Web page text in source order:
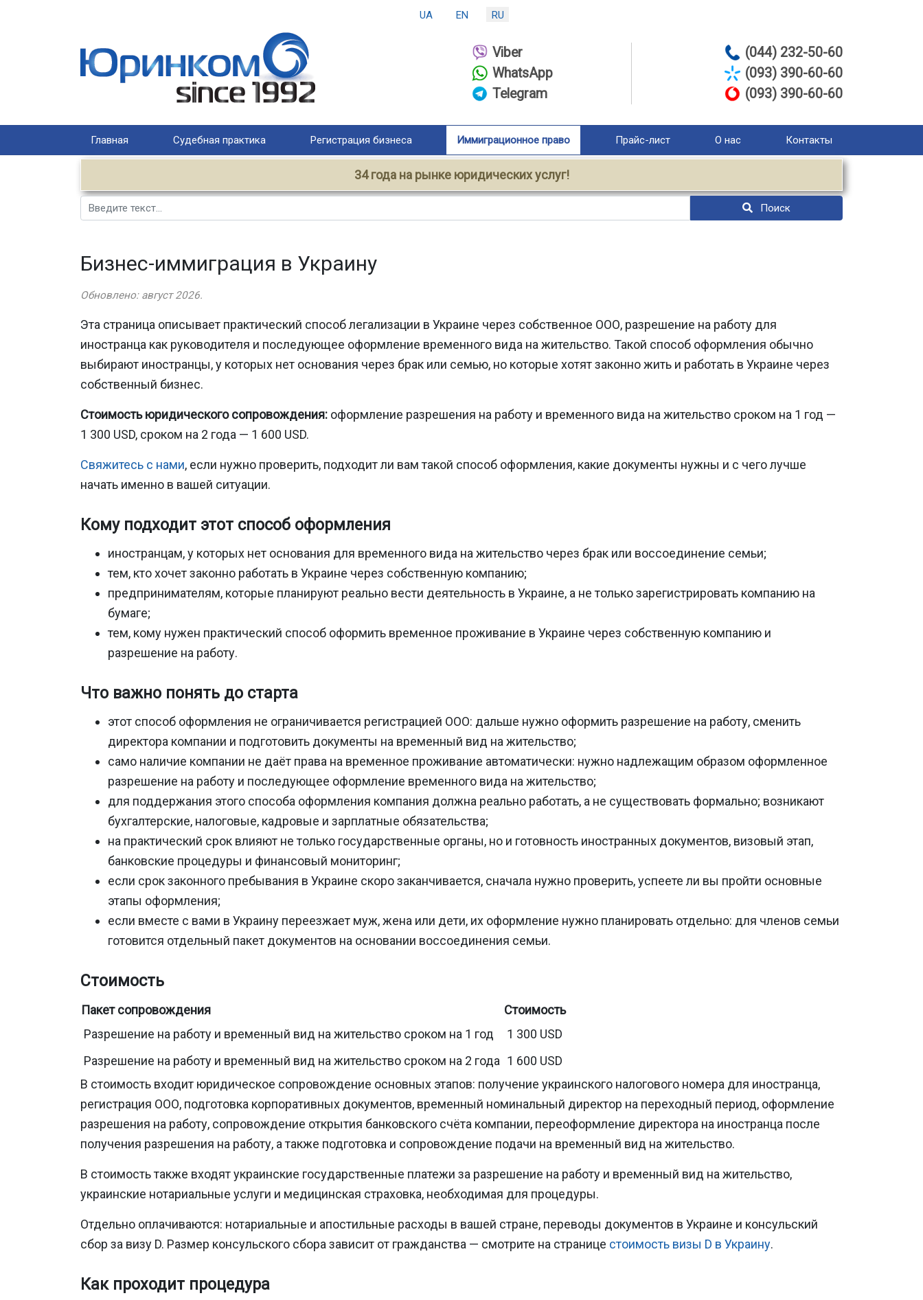
UA EN RU
Viber
WhatsApp
Telegram
(044) 232-50-60
(093) 390-60-60
(093) 390-60-60
Главная Судебная практика Регистрация бизнеса Иммиграционное право Прайс-лист О нас Контакты
34 года на рынке юридических услуг!
Поиск Поиск
Бизнес-иммиграция в Украину
Обновлено: август 2026.
Эта страница описывает практический способ легализации в Украине через собственное ООО, разрешение на работу для
иностранца как руководителя и последующее оформление временного вида на жительство. Такой способ оформления обычно
выбирают иностранцы, у которых нет основания через брак или семью, но которые хотят законно жить и работать в Украине через
собственный бизнес.
Стоимость юридического сопровождения: оформление разрешения на работу и временного вида на жительство сроком на 1 год —
1 300 USD, сроком на 2 года — 1 600 USD.
Свяжитесь с нами, если нужно проверить, подходит ли вам такой способ оформления, какие документы нужны и с чего лучше
начать именно в вашей ситуации.
Кому подходит этот способ оформления
иностранцам, у которых нет основания для временного вида на жительство через брак или воссоединение семьи;
тем, кто хочет законно работать в Украине через собственную компанию;
предпринимателям, которые планируют реально вести деятельность в Украине, а не только зарегистрировать компанию на
бумаге;
тем, кому нужен практический способ оформить временное проживание в Украине через собственную компанию и
разрешение на работу.
Что важно понять до старта
этот способ оформления не ограничивается регистрацией ООО: дальше нужно оформить разрешение на работу, сменить
директора компании и подготовить документы на временный вид на жительство;
само наличие компании не даёт права на временное проживание автоматически: нужно надлежащим образом оформленное
разрешение на работу и последующее оформление временного вида на жительство;
для поддержания этого способа оформления компания должна реально работать, а не существовать формально; возникают
бухгалтерские, налоговые, кадровые и зарплатные обязательства;
на практический срок влияют не только государственные органы, но и готовность иностранных документов, визовый этап,
банковские процедуры и финансовый мониторинг;
если срок законного пребывания в Украине скоро заканчивается, сначала нужно проверить, успеете ли вы пройти основные
этапы оформления;
если вместе с вами в Украину переезжает муж, жена или дети, их оформление нужно планировать отдельно: для членов семьи
готовится отдельный пакет документов на основании воссоединения семьи.
Стоимость
Пакет сопровождения
Стоимость
Разрешение на работу и временный вид на жительство сроком на 1 год
1 300 USD
Разрешение на работу и временный вид на жительство сроком на 2 года 1 600 USD
В стоимость входит юридическое сопровождение основных этапов: получение украинского налогового номера для иностранца,
регистрация ООО, подготовка корпоративных документов, временный номинальный директор на переходный период, оформление
разрешения на работу, сопровождение открытия банковского счёта компании, переоформление директора на иностранца после
получения разрешения на работу, а также подготовка и сопровождение подачи на временный вид на жительство.
В стоимость также входят украинские государственные платежи за разрешение на работу и временный вид на жительство,
украинские нотариальные услуги и медицинская страховка, необходимая для процедуры.
Отдельно оплачиваются: нотариальные и апостильные расходы в вашей стране, переводы документов в Украине и консульский
сбор за визу D. Размер консульского сбора зависит от гражданства — смотрите на странице стоимость визы D в Украину.
Как проходит процедура